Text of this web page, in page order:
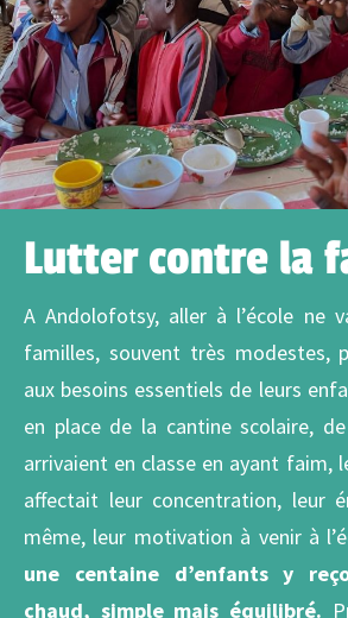
Lutter contre la
A Andolofotsy, aller à l’école ne
familles, souvent très modestes,
aux besoins essentiels de leurs
en place de la cantine scolaire,
arrivaient en classe en ayant faim,
affectait leur concentration, leur
même, leur motivation à venir à
une centaine d’enfants y
chaud, simple mais équilibré.